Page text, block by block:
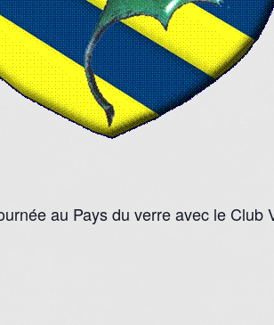
au Pays du verre avec le Club